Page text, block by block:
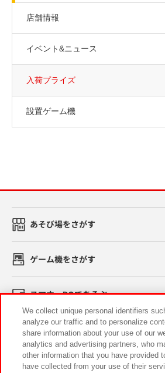
店舗情報
イベント&ニュース
入荷プライズ
設置ゲーム機
あそび場をさがす
ゲーム機をさがす
スマホ・PCであそぶ
イベント・キャンペーン
We collect unique personal identifiers
analyze our traffic and to personalize
share information about your use of our
analytics and advertising partners, who
other information that you have provided
have collected from your use of their